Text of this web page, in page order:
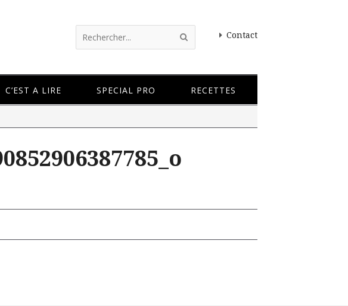
Contact
C’EST A LIRE SPECIAL PRO RECETTES